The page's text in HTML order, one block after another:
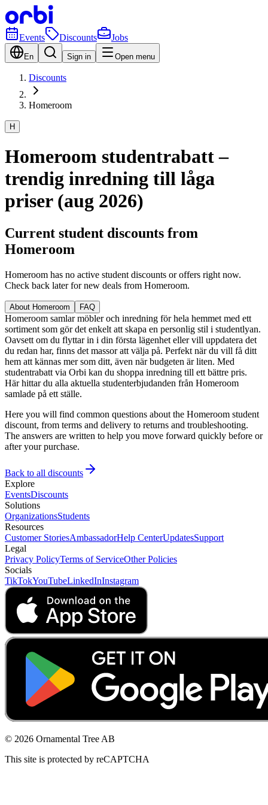
Events Discounts Jobs
En Sign in Open menu
Discounts
Homeroom
H
Homeroom studentrabatt –
trendig inredning till låga
priser (aug 2026)
Current student discounts from
Homeroom
Homeroom has no active student discounts or offers right now.
Check back later for new deals from Homeroom.
About Homeroom FAQ
Homeroom samlar möbler och inredning för hela hemmet med ett
sortiment som gör det enkelt att skapa en personlig stil i studentlyan.
Oavsett om du flyttar in i din första lägenhet eller vill uppdatera det
du redan har, finns det massor att välja på. Perfekt när du vill få ditt
hem att kännas mer som ditt, även när budgeten är liten. Med
studentrabatt via Orbi kan du shoppa inredning till ett bättre pris.
Här hittar du alla aktuella studenterbjudanden från Homeroom
samlade på ett ställe.
Here you will find common questions about the Homeroom student
discount, from terms and delivery to returns and troubleshooting.
The answers are written to help you move forward quickly before or
after your purchase.
Back to all discounts
Explore
EventsDiscounts
Solutions
OrganizationsStudents
Resources
Customer StoriesAmbassadorHelp CenterUpdatesSupport
Legal
Privacy PolicyTerms of ServiceOther Policies
Socials
TikTokYouTubeLinkedInInstagram
© 2026 Ornamental Tree AB
This site is protected by reCAPTCHA